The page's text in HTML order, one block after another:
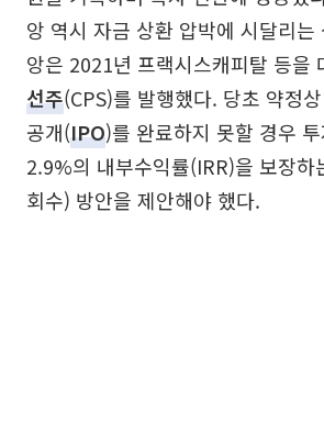
앙 역시 자금 상환 압박에 시달리는
앙은 2021년 프랙시스캐피탈 등을
선주(CPS)를 발행했다. 당초 약정
공개(IPO)를 완료하지 못할 경우
2.9%의 내부수익률(IRR)을 보장하
회수) 방안을 제안해야 했다.